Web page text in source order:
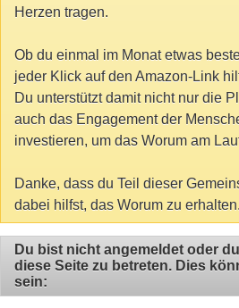
Herzen tragen.
Ob du einmal im Monat etwas
jeder Klick auf den Amazon-Link
Du unterstützt damit nicht nur die
auch das Engagement der
investieren, um das Worum am
Danke, dass du Teil dieser
dabei hilfst, das Worum zu erhalten.
Du bist nicht angemeldet oder
diese Seite zu betreten. Dies
sein: